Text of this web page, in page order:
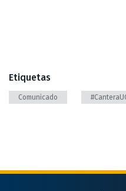
Etiquetas
Comunicado